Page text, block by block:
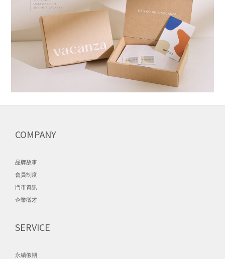
COMPANY
品牌故事
會員制度
門市資訊
企業徵才
SERVICE
永續假期